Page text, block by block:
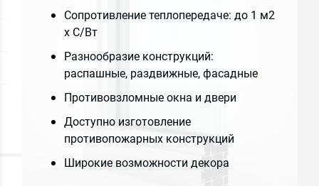
Сопротивление теплопередаче: до 1 м2
х С/Вт
Разнообразие конструкций:
распашные, раздвижные, фасадные
Противовзломные окна и двери
Доступно изготовление
противопожарных конструкций
Широкие возможности декора